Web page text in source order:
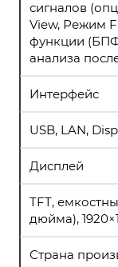
сигналов
View, Режим
функции
анализа
Интерфейс
USB, LAN,
Дисплей
TFT,
дюйма),
Страна